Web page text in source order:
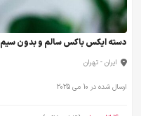
دسته ایکس باکس سالم و بدون سیم
ایران - تهران
ارسال شده در 10 می 2025